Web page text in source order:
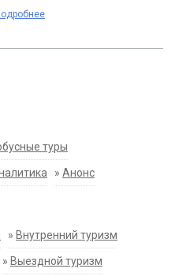
туры
» Анонс
» Внутренний туризм
» Выездной туризм